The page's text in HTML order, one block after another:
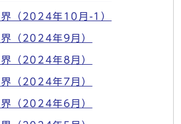
界（2024年10月-1）
（2024年9月）
（2024年8月）
（2024年7月）
（2024年6月）